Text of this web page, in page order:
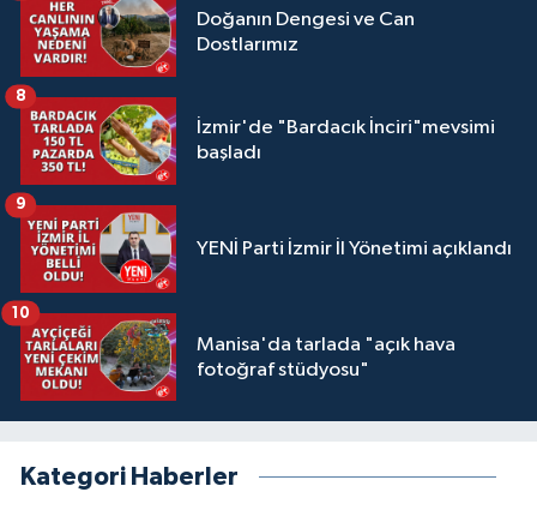
Doğanın Dengesi ve Can
Dostlarımız
İzmir'de "Bardacık İnciri"mevsimi
başladı
8
YENİ Parti İzmir İl Yönetimi açıklandı
9
Manisa'da tarlada "açık hava
fotoğraf stüdyosu"
10
Kategori Haberler